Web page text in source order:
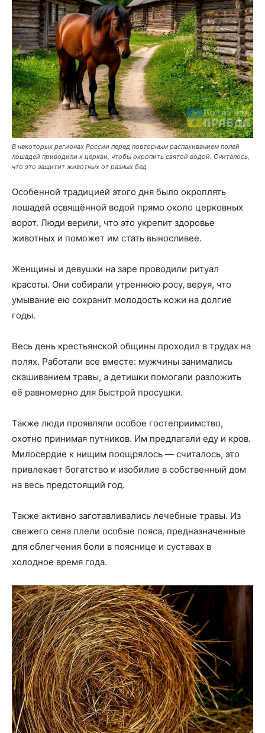
В некоторых регионах России перед повторным распахиванием полей
лошадей приводили к церкви, чтобы окропить святой водой. Считалось,
что это защитит животных от разных бед
Особенной традицией этого дня было окроплять
лошадей освящённой водой прямо около церковных
ворот. Люди верили, что это укрепит здоровье
животных и поможет им стать выносливее.
Женщины и девушки на заре проводили ритуал
красоты. Они собирали утреннюю росу, веруя, что
умывание ею сохранит молодость кожи на долгие
годы.
Весь день крестьянской общины проходил в трудах на
полях. Работали все вместе: мужчины занимались
скашиванием травы, а детишки помогали разложить
её равномерно для быстрой просушки.
Также люди проявляли особое гостеприимство,
охотно принимая путников. Им предлагали еду и кров.
Милосердие к нищим поощрялось — считалось, это
привлекает богатство и изобилие в собственный дом
на весь предстоящий год.
Также активно заготавливались лечебные травы. Из
свежего сена плели особые пояса, предназначенные
для облегчения боли в пояснице и суставах в
холодное время года.